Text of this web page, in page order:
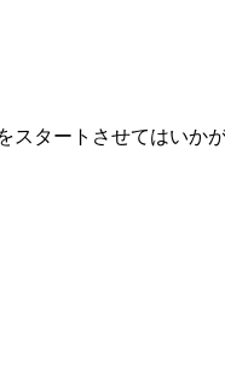
スタートさせてはいか